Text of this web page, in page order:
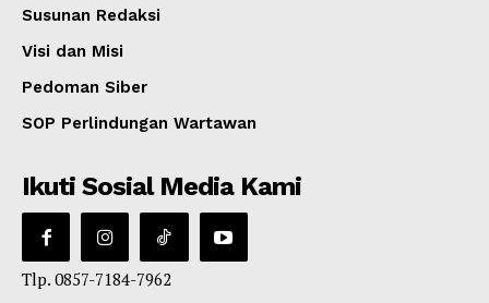
Susunan Redaksi
Visi dan Misi
Pedoman Siber
SOP Perlindungan Wartawan
Ikuti Sosial Media Kami
Tlp. 0857-7184-7962